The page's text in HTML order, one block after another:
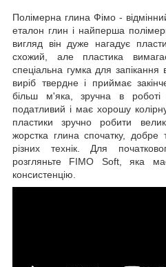
Полімерна глина Фімо -
еталон глин і найперша
вигляд він дуже нагадує
схожий, але пластика
спеціальна гумка для запікання
виріб твердне і приймає
більш м'яка, зручна в роботі
податливий і має хорошу
пластики зручно робити
жорстка глина спочатку,
різних технік. Для
розгляньте FIMO Soft,
яка
консистенцію.